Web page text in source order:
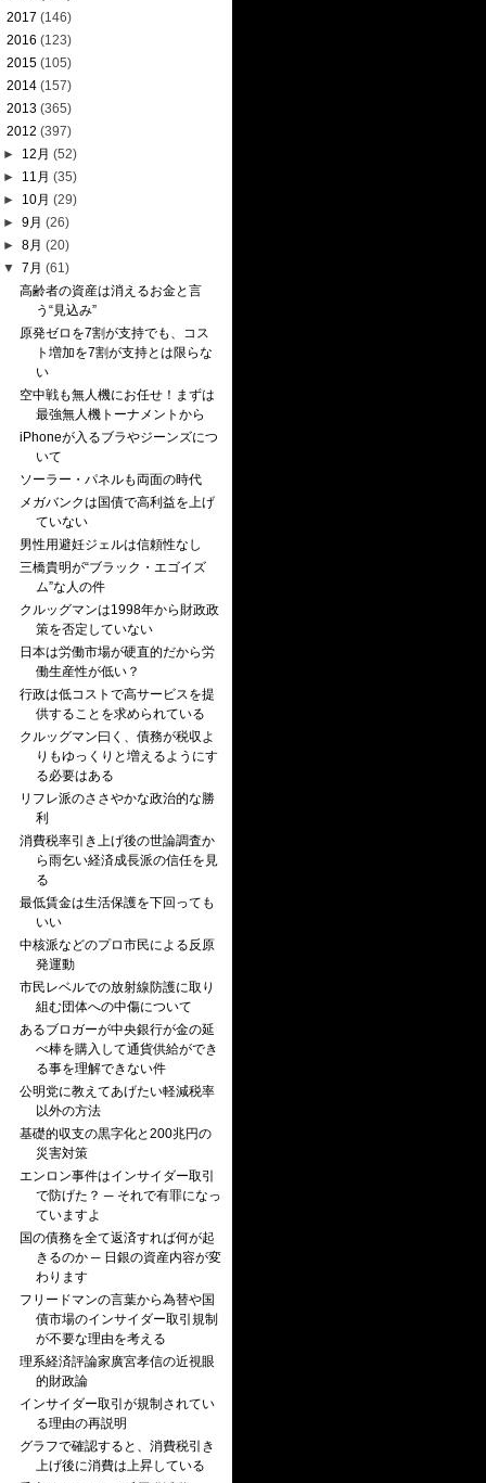
2017 (146)
2016 (123)
2015 (105)
2014 (157)
2013 (365)
2012 (397)
► 12月 (52)
► 11月 (35)
► 10月 (29)
►9月 (26)
►8月 (20)
▼ 7月 (61)
高齢者の資産は消えるお金と言
う“見込み”
原発ゼロを7割が支持でも、コス
ト増加を7割が支持とは限らな
い
空中戦も無人機にお任せ！まずは
最強無人機トーナメントから
iPhoneが入るブラやジーンズにつ
いて
ソーラー・パネルも両面の時代
メガバンクは国債で高利益を上げ
ていない
男性用避妊ジェルは信頼性なし
三橋貴明が“ブラック・エゴイズ
ム”な人の件
クルッグマンは1998年から財政政
策を否定していない
日本は労働市場が硬直的だから労
働生産性が低い？
行政は低コストで高サービスを提
供することを求められている
クルッグマン曰く、債務が税収よ
りもゆっくりと増えるようにす
る必要はある
リフレ派のささやかな政治的な勝
利
消費税率引き上げ後の世論調査か
ら雨乞い経済成長派の信任を見
る
最低賃金は生活保護を下回っても
いい
中核派などのプロ市民による反原
発運動
市民レベルでの放射線防護に取り
組む団体への中傷について
あるブロガーが中央銀行が金の延
べ棒を購入して通貨供給ができ
る事を理解できない件
公明党に教えてあげたい軽減税率
以外の方法
基礎的収支の黒字化と200兆円の
災害対策
エンロン事件はインサイダー取引
で防げた？ ─ それで有罪になっ
ていますよ
国の債務を全て返済すれば何が起
きるのか ─ 日銀の資産内容が変
わります
フリードマンの言葉から為替や国
債市場のインサイダー取引規制
が不要な理由を考える
理系経済評論家廣宮孝信の近視眼
的財政論
インサイダー取引が規制されてい
る理由の再説明
グラフで確認すると、消費税引き
上げ後に消費は上昇している